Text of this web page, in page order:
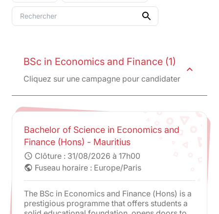
BSc in Economics and Finance (1)
Cliquez sur une campagne pour candidater
expand_less
Bachelor of Science in Economics and
Finance (Hons) - Mauritius
schedule Clôture : 31/08/2026 à 17h00
public Fuseau horaire : Europe/Paris
The BSc in Economics and Finance (Hons) is a
prestigious programme that offers students a